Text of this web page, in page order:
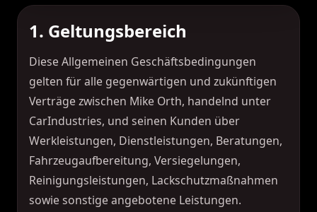
1. Geltungsbereich
Diese Allgemeinen Geschäftsbedingungen
gelten für alle gegenwärtigen und zukünftigen
Verträge zwischen Mike Orth, handelnd unter
CarIndustries, und seinen Kunden über
Werkleistungen, Dienstleistungen, Beratungen,
Fahrzeugaufbereitung, Versiegelungen,
Reinigungsleistungen, Lackschutzmaßnahmen
sowie sonstige angebotene Leistungen.